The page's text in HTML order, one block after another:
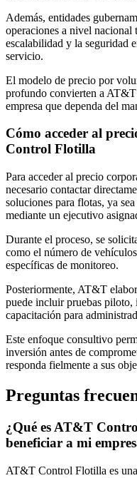
Además, entidades
operaciones a nivel nacional
escalabilidad y la seguridad
servicio.
El modelo de precio por
profundo convierten a
empresa que dependa del
Cómo acceder al
Control Flotilla
Para acceder al precio
necesario contactar
soluciones para flotas, ya
mediante un ejecutivo
Durante el proceso, se
como el número de
específicas de monitoreo.
Posteriormente, AT&T
puede incluir pruebas
capacitación para
Este enfoque consultivo
inversión antes de
responda fielmente a sus
Preguntas
¿Qué es AT&T
beneficiar a mi
AT&T Control Flotilla es